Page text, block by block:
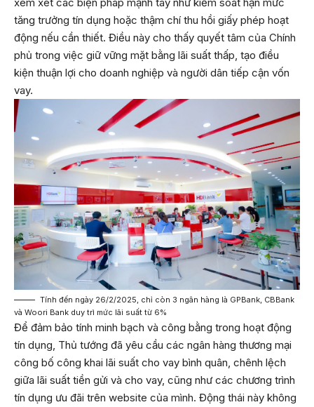
tăng trưởng tín dụng hoặc thậm chí thu hồi giấy phép hoạt
động nếu cần thiết. Điều này cho thấy quyết tâm của Chính
phủ trong việc giữ vững mặt bằng lãi suất thấp, tạo điều
kiện thuận lợi cho doanh nghiệp và người dân tiếp cận vốn
vay.
Tính đến ngày 26/2/2025, chỉ còn 3 ngân hàng là GPBank, CBBank
và Woori Bank duy trì mức lãi suất từ 6%
Để đảm bảo tính minh bạch và công bằng trong hoạt động
tín dụng, Thủ tướng đã yêu cầu các ngân hàng thương mại
công bố công khai lãi suất cho vay bình quân, chênh lệch
giữa lãi suất tiền gửi và cho vay, cũng như các chương trình
tín dụng ưu đãi trên website của mình. Động thái này không